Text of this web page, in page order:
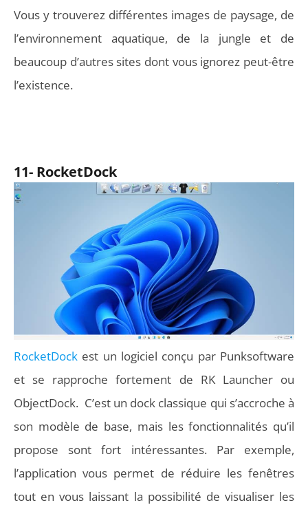
Vous y trouverez différentes images de paysage, de
l’environnement aquatique, de la jungle et de
beaucoup d’autres sites dont vous ignorez peut-être
l’existence.
11- RocketDock
RocketDock est un logiciel conçu par Punksoftware
et se rapproche fortement de RK Launcher ou
ObjectDock. C’est un dock classique qui s’accroche à
son modèle de base, mais les fonctionnalités qu’il
propose sont fort intéressantes. Par exemple,
l’application vous permet de réduire les fenêtres
tout en vous laissant la possibilité de visualiser les